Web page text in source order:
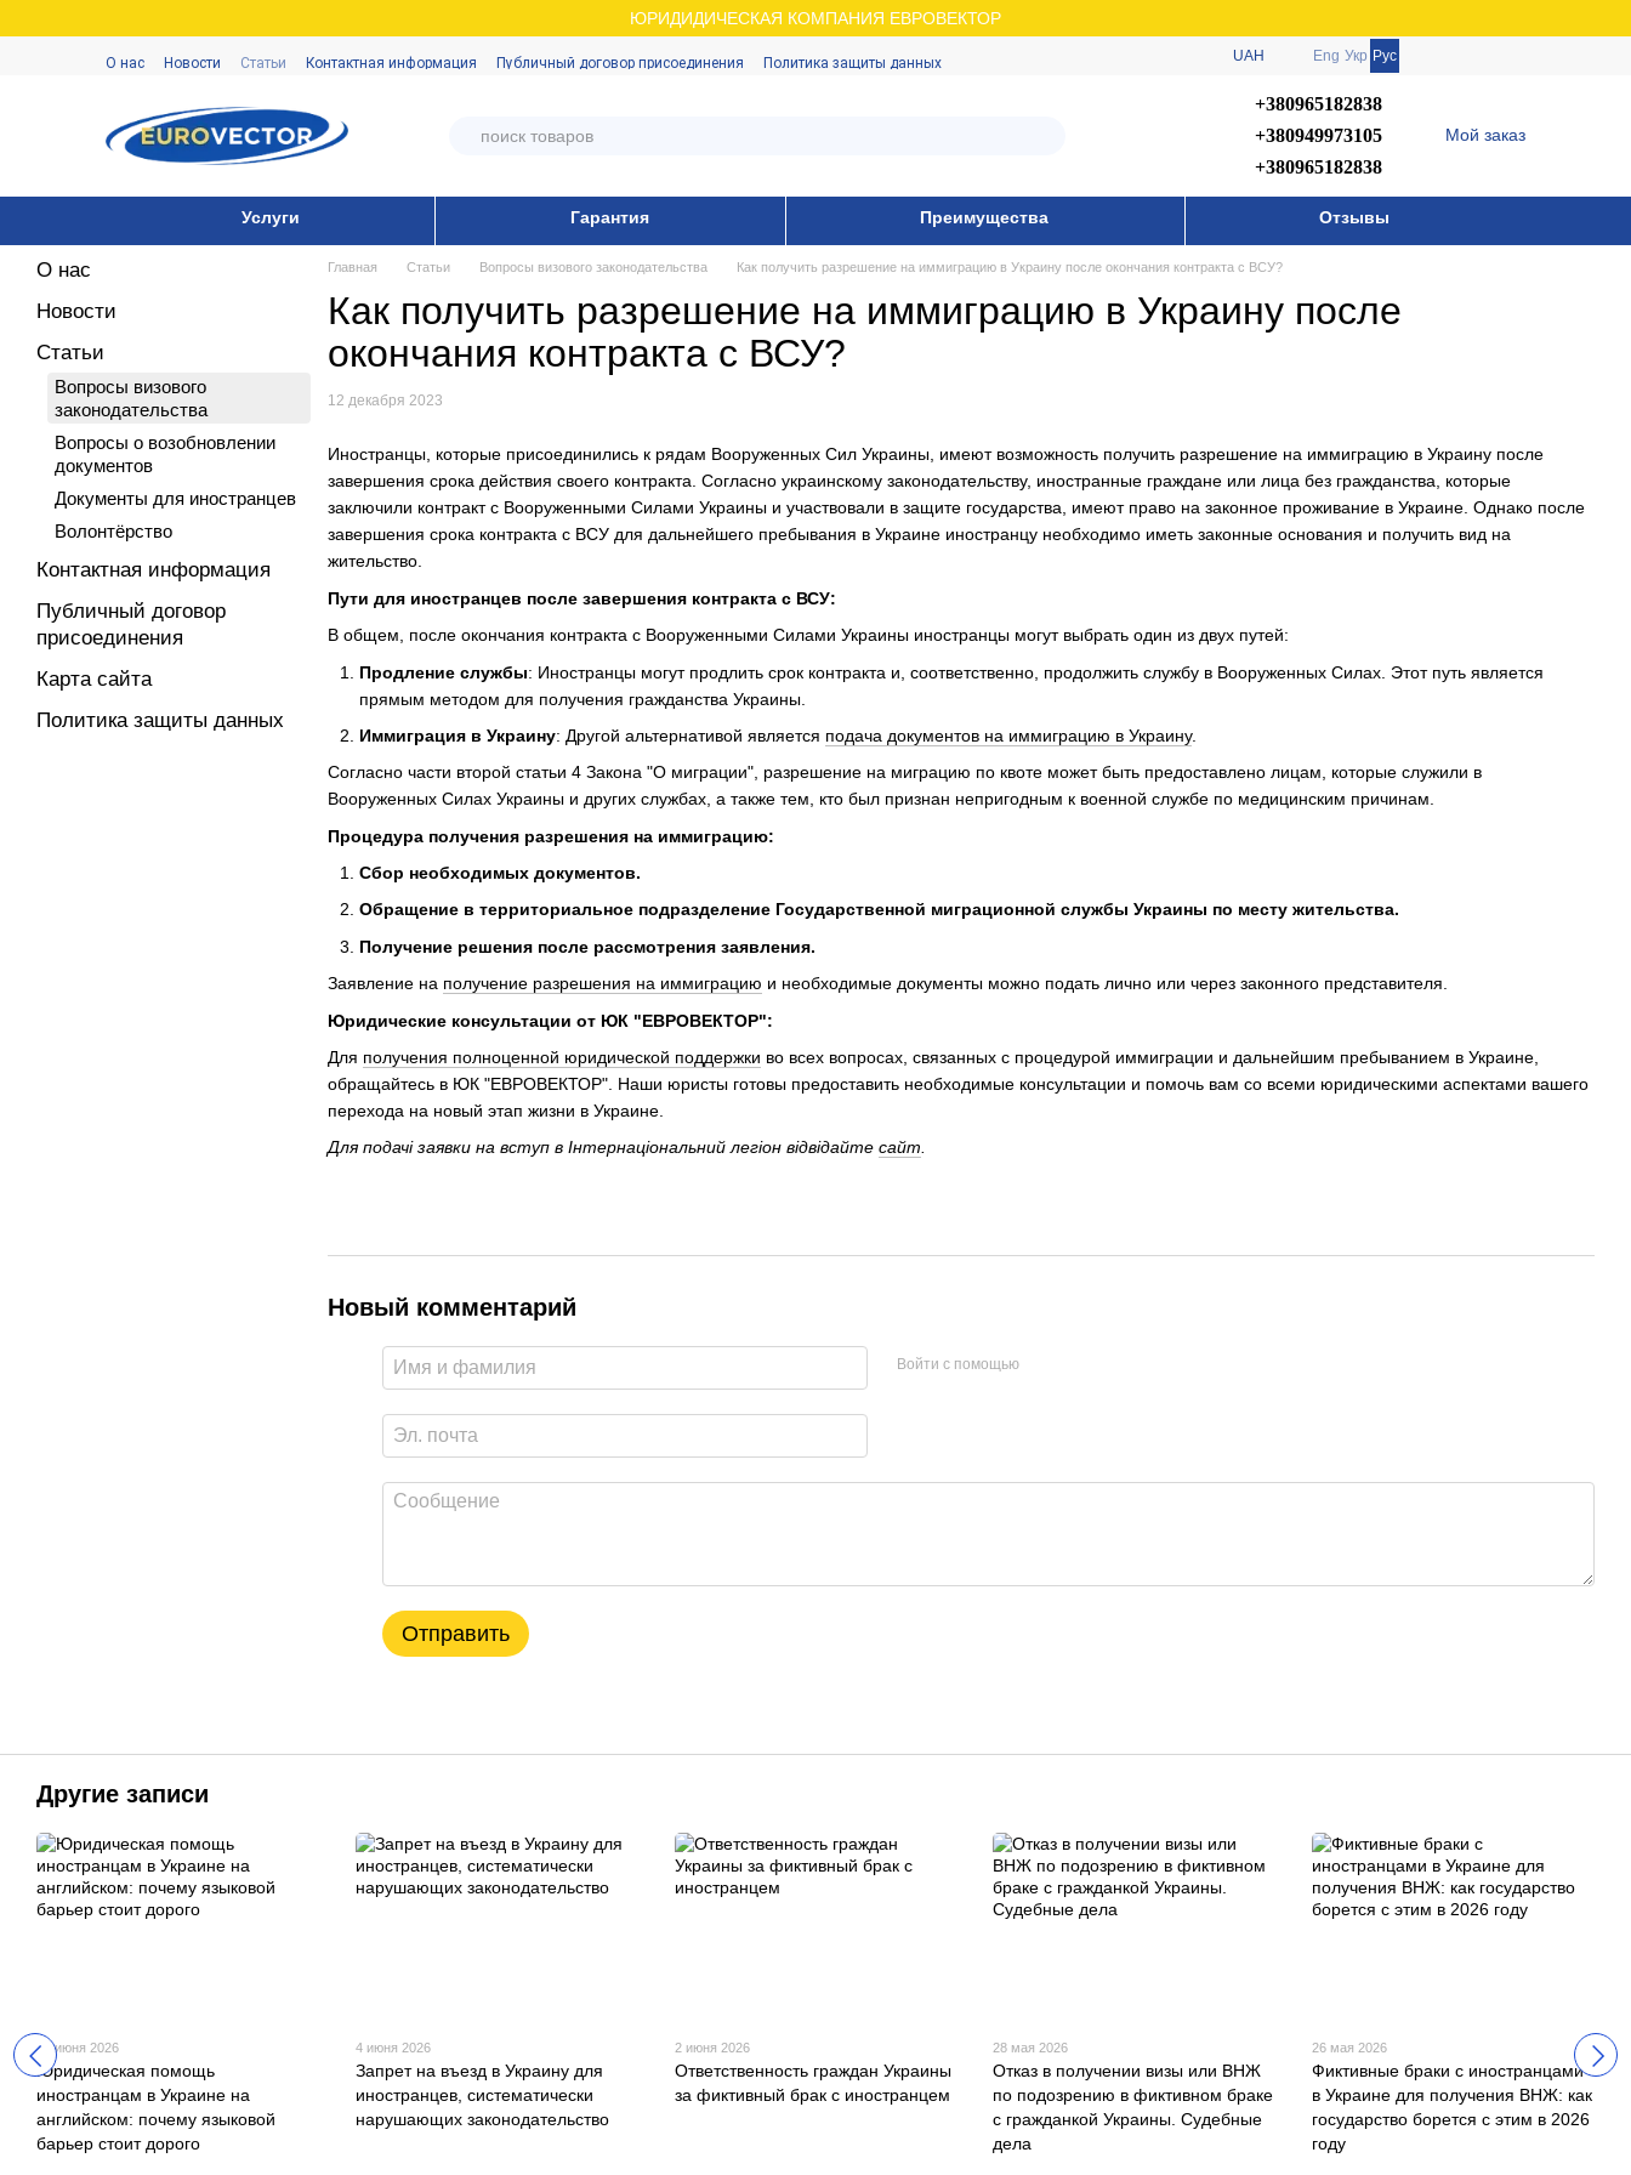
ЮРИДИДИЧЕСКАЯ КОМПАНИЯ ЕВРОВЕКТОР
О нас Новости Статьи Контактная информация Публичный договор присоединения Политика защиты данных UAH Eng Укр Рус
+380965182838
+380949973105
+380965182838
Мой заказ
Услуги Гарантия Преимущества Отзывы
Главная Статьи Вопросы визового законодательства Как получить разрешение на иммиграцию в Украину после окончания контракта с ВСУ?
Как получить разрешение на иммиграцию в Украину после
окончания контракта с ВСУ?
12 декабря 2023
Иностранцы, которые присоединились к рядам Вооруженных Сил Украины, имеют возможность получить разрешение на иммиграцию в Украину после
завершения срока действия своего контракта. Согласно украинскому законодательству, иностранные граждане или лица без гражданства, которые
заключили контракт с Вооруженными Силами Украины и участвовали в защите государства, имеют право на законное проживание в Украине. Однако после
завершения срока контракта с ВСУ для дальнейшего пребывания в Украине иностранцу необходимо иметь законные основания и получить вид на
жительство.
Пути для иностранцев после завершения контракта с ВСУ:
В общем, после окончания контракта с Вооруженными Силами Украины иностранцы могут выбрать один из двух путей:
Продление службы: Иностранцы могут продлить срок контракта и, соответственно, продолжить службу в Вооруженных Силах. Этот путь является
прямым методом для получения гражданства Украины.
Иммиграция в Украину: Другой альтернативой является подача документов на иммиграцию в Украину.
Согласно части второй статьи 4 Закона "О миграции", разрешение на миграцию по квоте может быть предоставлено лицам, которые служили в
Вооруженных Силах Украины и других службах, а также тем, кто был признан непригодным к военной службе по медицинским причинам.
Процедура получения разрешения на иммиграцию:
Сбор необходимых документов.
Обращение в территориальное подразделение Государственной миграционной службы Украины по месту жительства.
Получение решения после рассмотрения заявления.
Заявление на получение разрешения на иммиграцию и необходимые документы можно подать лично или через законного представителя.
Юридические консультации от ЮК "ЕВРОВЕКТОР":
Для получения полноценной юридической поддержки во всех вопросах, связанных с процедурой иммиграции и дальнейшим пребыванием в Украине,
обращайтесь в ЮК "ЕВРОВЕКТОР". Наши юристы готовы предоставить необходимые консультации и помочь вам со всеми юридическими аспектами вашего
перехода на новый этап жизни в Украине.
Для подачі заявки на вступ в Інтернаціональний легіон відвідайте сайт.
Новый комментарий
Войти с помощью
Отправить
О нас
Новости
Статьи
Вопросы визового
законодательства
Вопросы о возобновлении
документов
Документы для иностранцев
Волонтёрство
Контактная информация
Публичный договор
присоединения
Карта сайта
Политика защиты данных
Другие записи
10 июня 2026
Юридическая помощь
иностранцам в Украине на
английском: почему языковой
барьер стоит дорого
4 июня 2026
Запрет на въезд в Украину для
иностранцев, систематически
нарушающих законодательство
2 июня 2026
Ответственность граждан Украины
за фиктивный брак с иностранцем
28 мая 2026
Отказ в получении визы или ВНЖ
по подозрению в фиктивном браке
с гражданкой Украины. Судебные
дела
26 мая 2026
Фиктивные браки с иностранцами
в Украине для получения ВНЖ: как
государство борется с этим в 2026
году